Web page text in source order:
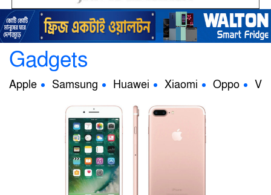
Gadgets
Apple Samsung Huawei Xiaomi Oppo